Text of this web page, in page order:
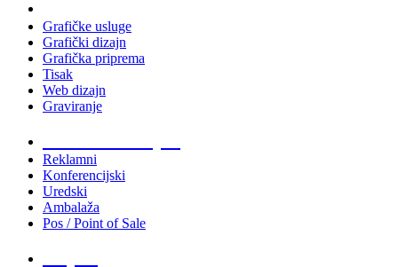
Grafičke usluge
Grafički dizajn
Grafička priprema
Tisak
Web dizajn
Graviranje
Reklamni
Konferencijski
Uredski
Ambalaža
Pos / Point of Sale